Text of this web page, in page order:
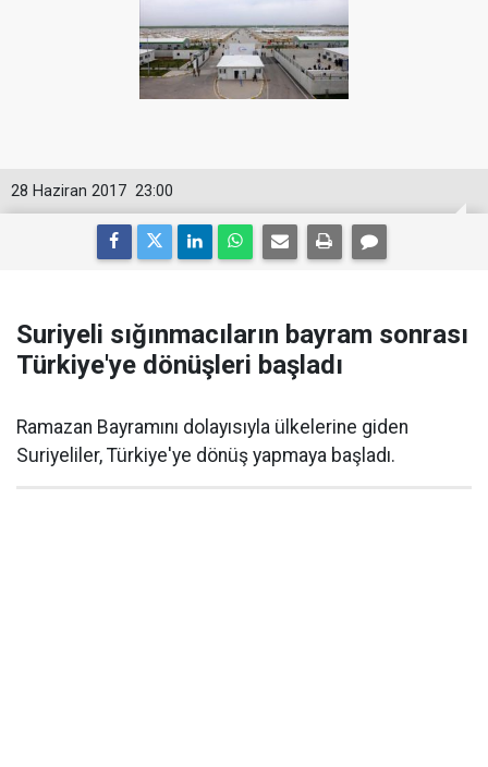
23:00
28 Haziran 2017
Suriyeli sığınmacıların bayram sonrası
Türkiye'ye dönüşleri başladı
Ramazan Bayramını dolayısıyla ülkelerine giden
Suriyeliler, Türkiye'ye dönüş yapmaya başladı.